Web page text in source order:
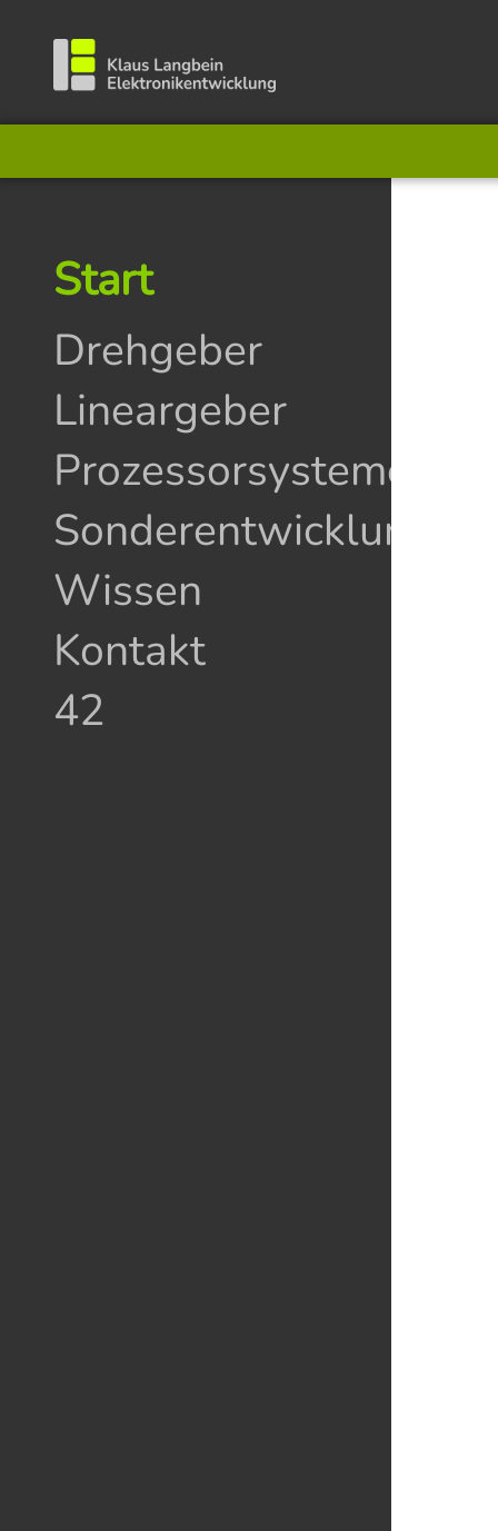
Start
Drehgeber
Lineargeber
Prozessorsysteme
Sonderentwicklungen
Wissen
Kontakt
42